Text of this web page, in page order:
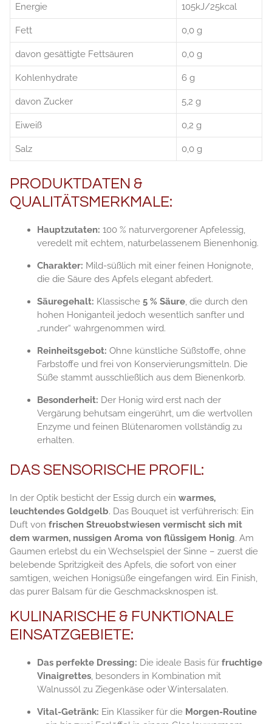
Energie 105kJ/25kcal
Fett 0,0 g
davon gesättigte Fettsäuren 0,0 g
Kohlenhydrate 6 g
davon Zucker 5,2 g
Eiweiß 0,2 g
Salz 0,0 g
PRODUKTDATEN &
QUALITÄTSMERKMALE:
Hauptzutaten: 100 % naturvergorener Apfelessig,
veredelt mit echtem, naturbelassenem Bienenhonig.
Charakter: Mild-süßlich mit einer feinen Honignote,
die die Säure des Apfels elegant abfedert.
Säuregehalt: Klassische 5 % Säure, die durch den
hohen Honiganteil jedoch wesentlich sanfter und
„runder“ wahrgenommen wird.
Reinheitsgebot: Ohne künstliche Süßstoffe, ohne
Farbstoffe und frei von Konservierungsmitteln. Die
Süße stammt ausschließlich aus dem Bienenkorb.
Besonderheit: Der Honig wird erst nach der
Vergärung behutsam eingerührt, um die wertvollen
Enzyme und feinen Blütenaromen vollständig zu
erhalten.
DAS SENSORISCHE PROFIL:
In der Optik besticht der Essig durch ein warmes,
leuchtendes Goldgelb. Das Bouquet ist verführerisch: Ein
Duft von frischen Streuobstwiesen vermischt sich mit
dem warmen, nussigen Aroma von flüssigem Honig. Am
Gaumen erlebst du ein Wechselspiel der Sinne – zuerst die
belebende Spritzigkeit des Apfels, die sofort von einer
samtigen, weichen Honigsüße eingefangen wird. Ein Finish,
das purer Balsam für die Geschmacksknospen ist.
KULINARISCHE & FUNKTIONALE
EINSATZGEBIETE:
Das perfekte Dressing: Die ideale Basis für fruchtige
Vinaigrettes, besonders in Kombination mit
Walnussöl zu Ziegenkäse oder Wintersalaten.
Vital-Getränk: Ein Klassiker für die Morgen-Routine